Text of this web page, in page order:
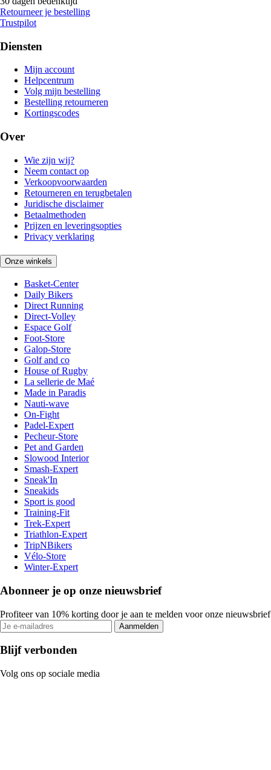
Retourneer je bestelling
Trustpilot
Diensten
Mijn account
Helpcentrum
Volg mijn bestelling
Bestelling retourneren
Kortingscodes
Over
Wie zijn wij?
Neem contact op
Verkoopvoorwaarden
Retourneren en terugbetalen
Juridische disclaimer
Betaalmethoden
Prijzen en leveringsopties
Privacy verklaring
Onze winkels
Basket-Center
Daily Bikers
Direct Running
Direct-Volley
Espace Golf
Foot-Store
Galop-Store
Golf and co
House of Rugby
La sellerie de Maé
Made in Paradis
Nauti-wave
On-Fight
Padel-Expert
Pecheur-Store
Pet and Garden
Slowood Interior
Smash-Expert
Sneak'In
Sneakids
Sport is good
Training-Fit
Trek-Expert
Triathlon-Expert
TripNBikers
Vélo-Store
Winter-Expert
Abonneer je op onze nieuwsbrief
Profiteer van 10% korting door je aan te melden voor onze nieuwsbrief
Aanmelden
Blijf verbonden
Volg ons op sociale media